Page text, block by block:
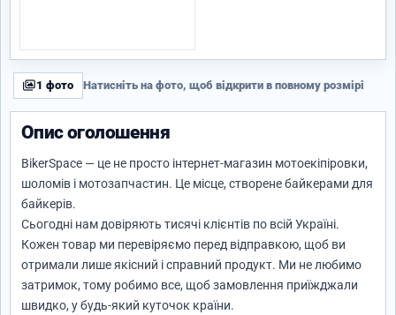
1 фото Натисніть на фото, щоб відкрити в повному розмірі
Опис оголошення
BikerSpace — це не просто інтернет-магазин мотоекіпіровки,
шоломів і мотозапчастин. Це місце, створене байкерами для
байкерів.
Сьогодні нам довіряють тисячі клієнтів по всій Україні.
Кожен товар ми перевіряємо перед відправкою, щоб ви
отримали лише якісний і справний продукт. Ми не любимо
затримок, тому робимо все, щоб замовлення приїжджали
швидко, у будь-який куточок країни.